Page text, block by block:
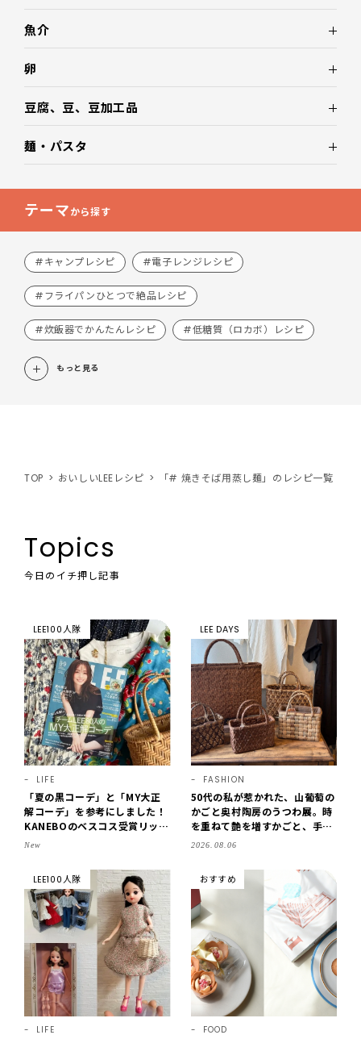
魚介
卵
豆腐、豆、豆加工品
麺・パスタ
テーマから探す
#キャンプレシピ #電子レンジレシピ
#フライパンひとつで絶品レシピ
#炊飯器でかんたんレシピ #低糖質（ロカボ）レシピ
もっと見る
TOP おいしいLEEレシピ 「# 焼きそば用蒸し麺」のレシピ一覧
Topics
今日のイチ押し記事
LEE100人隊
LIFE
「夏の黒コーデ」と「MY大正
解コーデ」を参考にしました！
KANEBOのベスコス受賞リップ
購入も。LEE8・9月号を読んだ
ューvol.6・2026】
New
LEE DAYS
FASHION
50代の私が惹かれた、山葡萄の
かごと奥村陶房のうつわ展。時
を重ねて艶を増すかごと、手仕
事の美しさに出会いました。
2026.08.06
LEE100人隊
LIFE
おすすめ
FOOD